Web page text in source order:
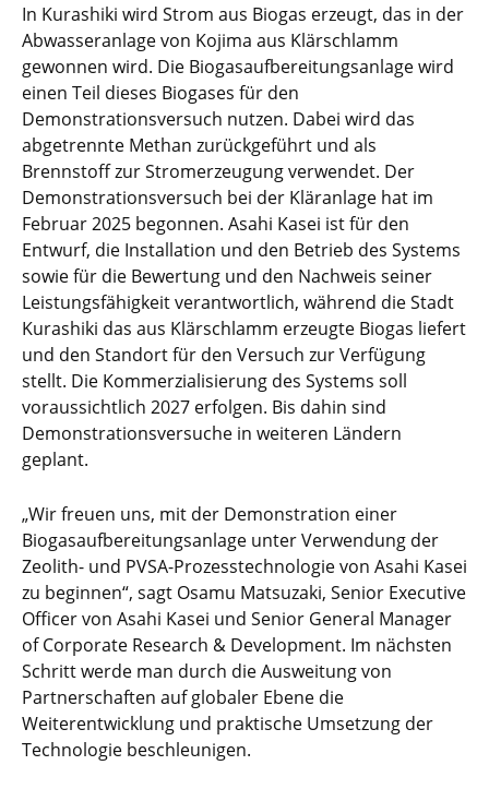
In Kurashiki wird Strom aus Biogas erzeugt, das in der
Abwasseranlage von Kojima aus Klärschlamm
gewonnen wird. Die Biogasaufbereitungsanlage wird
einen Teil dieses Biogases für den
Demonstrationsversuch nutzen. Dabei wird das
abgetrennte Methan zurückgeführt und als
Brennstoff zur Stromerzeugung verwendet. Der
Demonstrationsversuch bei der Kläranlage hat im
Februar 2025 begonnen. Asahi Kasei ist für den
Entwurf, die Installation und den Betrieb des Systems
sowie für die Bewertung und den Nachweis seiner
Leistungsfähigkeit verantwortlich, während die Stadt
Kurashiki das aus Klärschlamm erzeugte Biogas liefert
und den Standort für den Versuch zur Verfügung
stellt. Die Kommerzialisierung des Systems soll
voraussichtlich 2027 erfolgen. Bis dahin sind
Demonstrationsversuche in weiteren Ländern
geplant.
„Wir freuen uns, mit der Demonstration einer
Biogasaufbereitungsanlage unter Verwendung der
Zeolith- und PVSA-Prozesstechnologie von Asahi Kasei
zu beginnen“, sagt Osamu Matsuzaki, Senior Executive
Officer von Asahi Kasei und Senior General Manager
of Corporate Research & Development. Im nächsten
Schritt werde man durch die Ausweitung von
Partnerschaften auf globaler Ebene die
Weiterentwicklung und praktische Umsetzung der
Technologie beschleunigen.